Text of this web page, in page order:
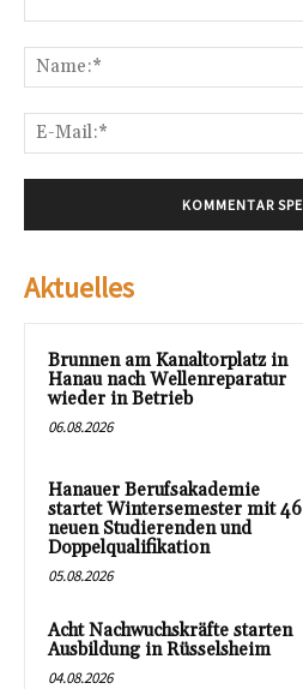
Aktuelles
Brunnen am Kanaltorplatz in
Hanau nach Wellenreparatur
wieder in Betrieb
06.08.2026
Hanauer Berufsakademie
startet Wintersemester mit 46
neuen Studierenden und
Doppelqualifikation
05.08.2026
Acht Nachwuchskräfte starten
Ausbildung in Rüsselsheim
04.08.2026